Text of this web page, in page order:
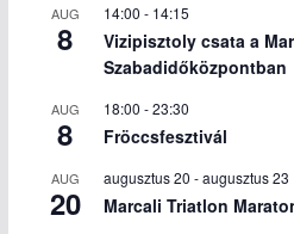
AUG
8
14:00 - 14:15
Vizipisztoly csata a
Szabadidőközpontban
AUG
8
18:00 -23:30
Fröccsfesztivál
AUG
20
augusztus 20 -augusztus 23
Marcali Triatlon